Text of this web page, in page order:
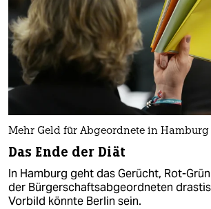
Mehr Geld für Abgeordnete in Hamburg
Das Ende der Diät
In Hamburg geht das Gerücht, Rot-
der Bürgerschaftsabgeordneten
Vorbild könnte Berlin sein.